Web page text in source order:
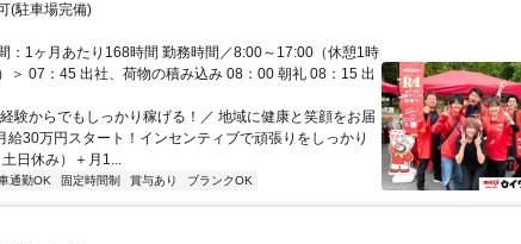
(駐車場完備)
：1ヶ月あたり168時間 勤務時間／8:00～17:00（休憩1時
＞ 07：45 出社、荷物の積み込み 08：00 朝礼 08：15 出
験からでもしっかり稼げる！／ 地域に健康と笑顔をお届
給30万円スタート！インセンティブで頑張りをしっかり
日休み）＋月1...
通勤OK 固定時間制 賞与あり ブランクOK